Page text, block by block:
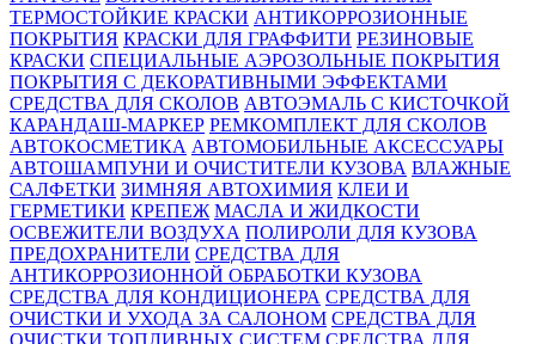
ТЕРМОСТОЙКИЕ КРАСКИ АНТИКОРРОЗИОННЫЕ
ПОКРЫТИЯ КРАСКИ ДЛЯ ГРАФФИТИ РЕЗИНОВЫЕ
КРАСКИ СПЕЦИАЛЬНЫЕ АЭРОЗОЛЬНЫЕ ПОКРЫТИЯ
ПОКРЫТИЯ С ДЕКОРАТИВНЫМИ ЭФФЕКТАМИ
СРЕДСТВА ДЛЯ СКОЛОВ АВТОЭМАЛЬ С КИСТОЧКОЙ
КАРАНДАШ-МАРКЕР РЕМКОМПЛЕКТ ДЛЯ СКОЛОВ
АВТОКОСМЕТИКА АВТОМОБИЛЬНЫЕ АКСЕССУАРЫ
АВТОШАМПУНИ И ОЧИСТИТЕЛИ КУЗОВА ВЛАЖНЫЕ
САЛФЕТКИ ЗИМНЯЯ АВТОХИМИЯ КЛЕИ И
ГЕРМЕТИКИ КРЕПЕЖ МАСЛА И ЖИДКОСТИ
ОСВЕЖИТЕЛИ ВОЗДУХА ПОЛИРОЛИ ДЛЯ КУЗОВА
ПРЕДОХРАНИТЕЛИ СРЕДСТВА ДЛЯ
АНТИКОРРОЗИОННОЙ ОБРАБОТКИ КУЗОВА
СРЕДСТВА ДЛЯ КОНДИЦИОНЕРА СРЕДСТВА ДЛЯ
ОЧИСТКИ И УХОДА ЗА САЛОНОМ СРЕДСТВА ДЛЯ